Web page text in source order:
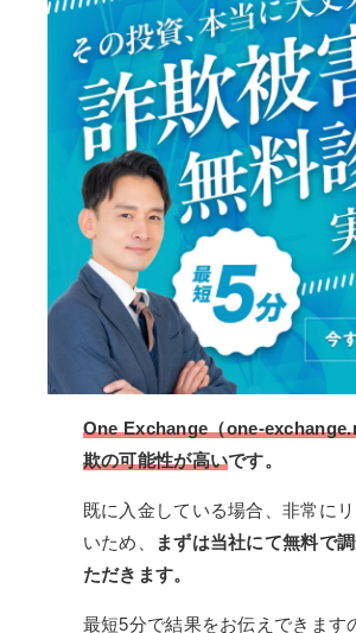
One Exchange（one-
欺の可能性が高いです。
既に入金している場合、非常に
いため、
まずは当社にて無料で
ただきます。
最短5分で結果をお伝えできます